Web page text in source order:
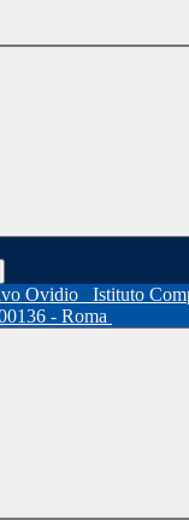
Istituto
- Roma